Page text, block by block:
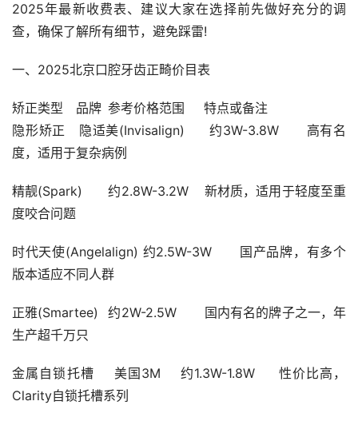
2025年最新收费表、建议大家在选择前先做好充分的调
查，确保了解所有细节，避免踩雷!
一、2025北京口腔牙齿正畸价目表
矫正类型	品牌	参考价格范围	特点或备注
隐形矫正	隐适美(Invisalign)	约3W-3.8W	高有名
度，适用于复杂病例
精靓(Spark)	约2.8W-3.2W	新材质，适用于轻度至重
度咬合问题
时代天使(Angelalign)	约2.5W-3W	国产品牌，有多个
版本适应不同人群
正雅(Smartee)	约2W-2.5W	国内有名的牌子之一，年
生产超千万只
金属自锁托槽	美国3M	约1.3W-1.8W	性价比高，
Clarity自锁托槽系列